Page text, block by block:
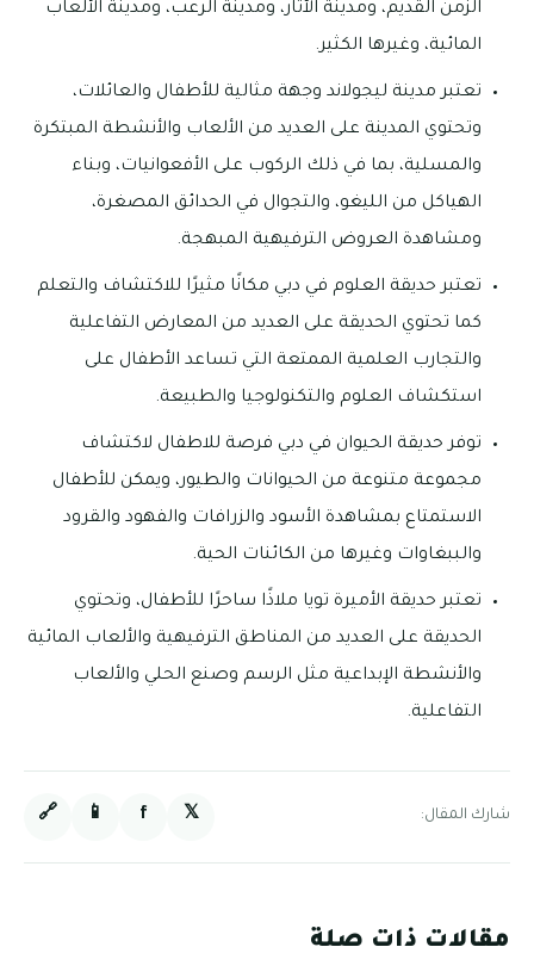
الزمن القديم، ومدينة الآثار، ومدينة الرعب، ومدينة الألعاب
المائية، وغيرها الكثير.
تعتبر مدينة ليجولاند وجهة مثالية للأطفال والعائلات،
وتحتوي المدينة على العديد من الألعاب والأنشطة المبتكرة
والمسلية، بما في ذلك الركوب على الأفعوانيات، وبناء
الهياكل من الليغو، والتجوال في الحدائق المصغرة،
ومشاهدة العروض الترفيهية المبهجة.
تعتبر حديقة العلوم في دبي مكانًا مثيرًا للاكتشاف والتعلم
كما تحتوي الحديقة على العديد من المعارض التفاعلية
والتجارب العلمية الممتعة التي تساعد الأطفال على
استكشاف العلوم والتكنولوجيا والطبيعة.
توفر حديقة الحيوان في دبي فرصة للاطفال لاكتشاف
مجموعة متنوعة من الحيوانات والطيور، ويمكن للأطفال
الاستمتاع بمشاهدة الأسود والزرافات والفهود والقرود
والببغاوات وغيرها من الكائنات الحية.
تعتبر حديقة الأميرة تويا ملاذًا ساحرًا للأطفال، وتحتوي
الحديقة على العديد من المناطق الترفيهية والألعاب المائية
والأنشطة الإبداعية مثل الرسم وصنع الحلي والألعاب
التفاعلية.
شارك المقال: 𝕏
f
📱
🔗
مقالات ذات صلة